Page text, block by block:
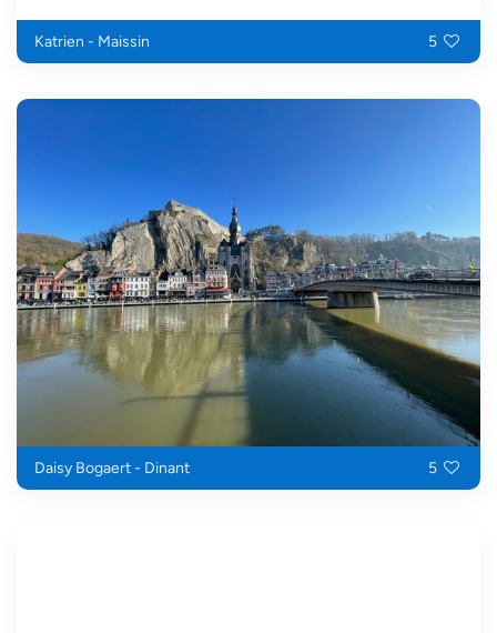
Katrien - Maissin 5
Daisy Bogaert - Dinant 5